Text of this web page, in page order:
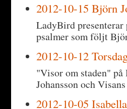
2012-10-15 Björn
LadyBird
psalmer som följt
2012-10-12
"Visor om staden"
Johansson och
2012-10-05